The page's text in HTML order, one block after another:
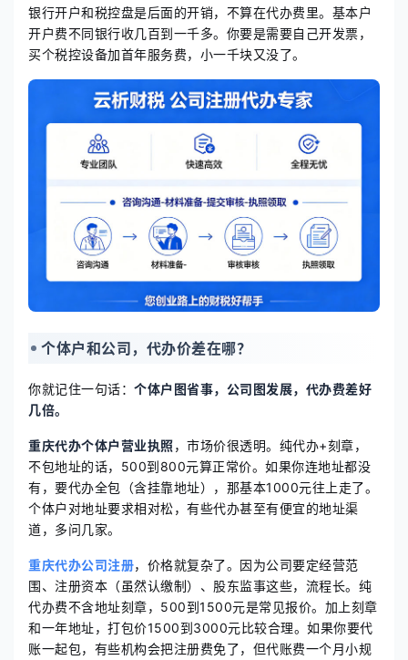
银行开户和税控盘是后面的开销，不算在代办费里。基本户
开户费不同银行收几百到一千多。你要是需要自己开发票，
买个税控设备加首年服务费，小一千块又没了。
个体户和公司，代办价差在哪？
你就记住一句话： 个体户图省事，公司图发展，代办费差好
几倍。
重庆代办个体户营业执照，市场价很透明。纯代办+刻章，
不包地址的话，500到800元算正常价。如果你连地址都没
有，要代办全包（含挂靠地址），那基本1000元往上走了。
个体户对地址要求相对松，有些代办甚至有便宜的地址渠
道，多问几家。
重庆代办公司注册，价格就复杂了。因为公司要定经营范
围、注册资本（虽然认缴制）、股东监事这些，流程长。纯
代办费不含地址刻章，500到1500元是常见报价。加上刻章
和一年地址，打包价1500到3000元比较合理。如果你要代
账一起包，有些机构会把注册费免了，但代账费一个月小规